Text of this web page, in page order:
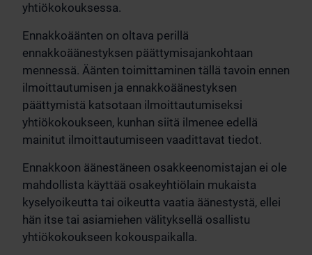
yhtiökokouksessa.
Ennakkoäänten on oltava perillä
ennakkoäänestyksen päättymisajankohtaan
mennessä. Äänten toimittaminen tällä tavoin ennen
ilmoittautumisen ja ennakkoäänestyksen
päättymistä katsotaan ilmoittautumiseksi
yhtiökokoukseen, kunhan siitä ilmenee edellä
mainitut ilmoittautumiseen vaadittavat tiedot.
Ennakkoon äänestäneen osakkeenomistajan ei ole
mahdollista käyttää osakeyhtiölain mukaista
kyselyoikeutta tai oikeutta vaatia äänestystä, ellei
hän itse tai asiamiehen välityksellä osallistu
yhtiökokoukseen kokouspaikalla.